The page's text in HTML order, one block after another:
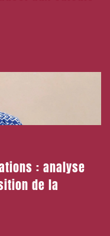
: analyse
de la